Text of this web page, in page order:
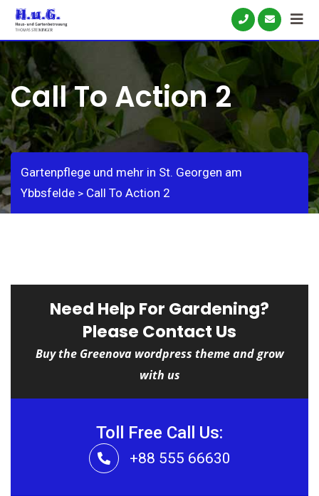
Skip
content
Call To Action 2
Gartenpflege und mehr in St. Georgen am
Ybbsfelde > Call To Action 2
Need Help For Gardening?
Please Contact Us
Buy the Greenova wordpress theme and grow
with us
Toll Free Call Us:
+88 555 66630